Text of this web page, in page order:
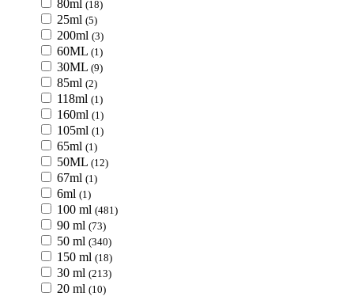
80ml (18)
25ml (5)
200ml (3)
60ML (1)
30ML (9)
85ml (2)
118ml (1)
160ml (1)
105ml (1)
65ml (1)
50ML (12)
67ml (1)
6ml (1)
100 ml (481)
90 ml (73)
50 ml (340)
150 ml (18)
30 ml (213)
20 ml (10)